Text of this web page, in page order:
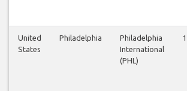
United
States
Philadelphia
Philadelphia
International
(PHL)
1